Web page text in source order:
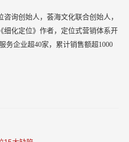
询创始人，荟海文化联合创始人，
细化定位》作者，定位式营销体系开
务企业超40家，累计销售额超1000